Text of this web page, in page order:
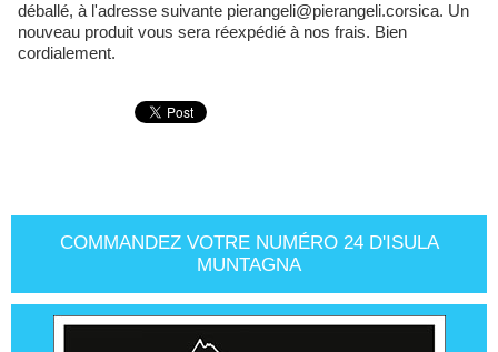
déballé, à l'adresse suivante pierangeli@pierangeli.corsica. Un
nouveau produit vous sera réexpédié à nos frais. Bien
cordialement.
COMMANDEZ VOTRE NUMÉRO 24 D'ISULA
MUNTAGNA